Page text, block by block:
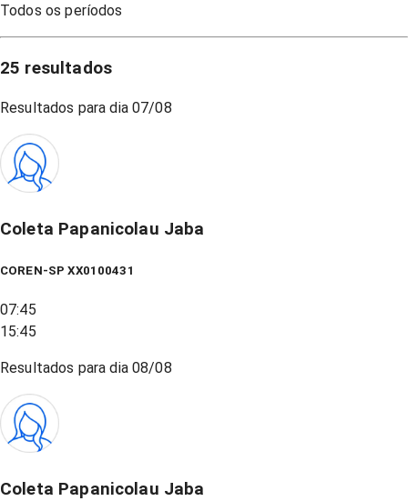
Todos os períodos
25 resultados
Resultados para dia07/08
Coleta Papanicolau Jaba
COREN-SP XX0100431
07:45
15:45
Resultados para dia08/08
Coleta Papanicolau Jaba